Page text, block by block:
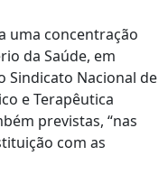
uma concentração
da Saúde, em
Sindicato Nacional de
e Terapêutica
previstas, “nas
com as